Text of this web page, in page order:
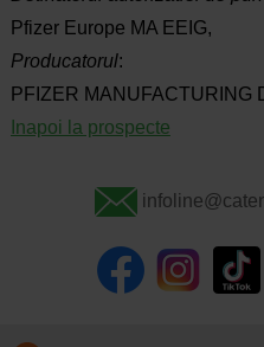
Pfizer Europe MA EEIG,
Producatorul:
PFIZER MANUFACTURING
Inapoi la prospecte